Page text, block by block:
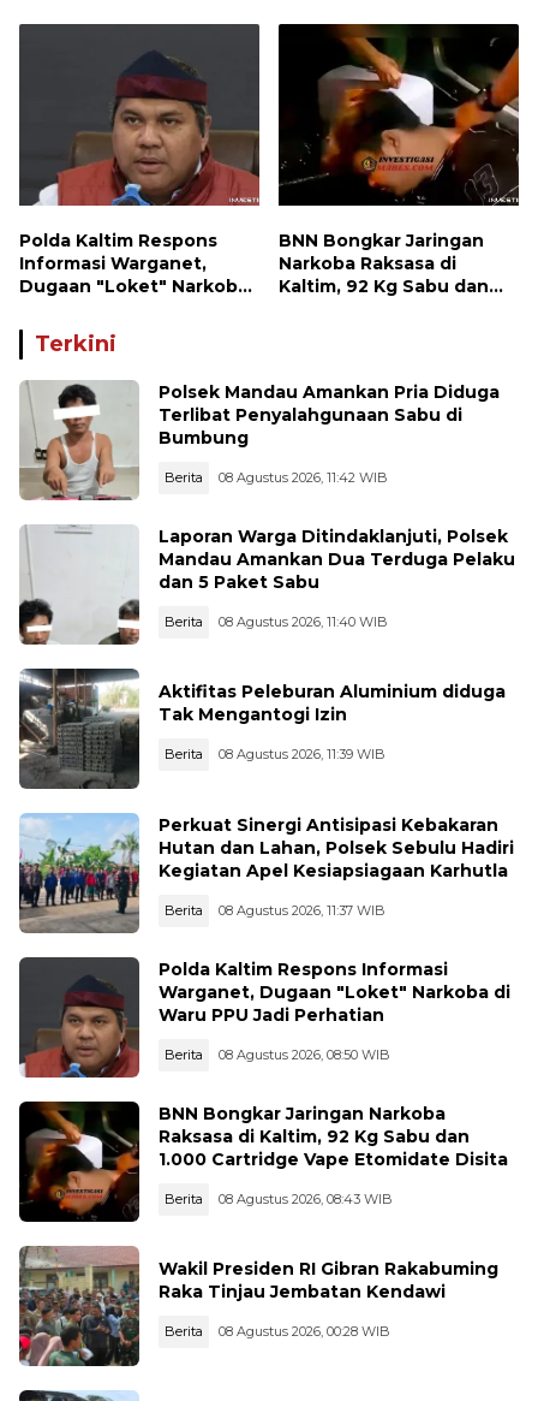
Kesiapsiagaan Karhutla
Polda Kaltim Respons
Informasi Warganet,
Dugaan "Loket" Narkoba
Perhatian
BNN Bongkar Jaringan
Narkoba Raksasa di
Kaltim, 92 Kg Sabu dan
Terkini
Polsek Mandau Amankan Pria Diduga
Terlibat Penyalahgunaan Sabu di
Bumbung
Berita 08 Agustus 2026, 11:42 WIB
Laporan Warga Ditindaklanjuti, Polsek
Mandau Amankan Dua Terduga Pelaku
dan 5 Paket Sabu
Berita 08 Agustus 2026, 11:40 WIB
Aktifitas Peleburan Aluminium diduga
Tak Mengantogi Izin
Berita 08 Agustus 2026, 11:39 WIB
Perkuat Sinergi Antisipasi Kebakaran
Hutan dan Lahan, Polsek Sebulu Hadiri
Kegiatan Apel Kesiapsiagaan Karhutla
Berita 08 Agustus 2026, 11:37 WIB
Polda Kaltim Respons Informasi
Warganet, Dugaan "Loket" Narkoba di
Waru PPU Jadi Perhatian
Berita 08 Agustus 2026, 08:50 WIB
BNN Bongkar Jaringan Narkoba
Raksasa di Kaltim, 92 Kg Sabu dan
1.000 Cartridge Vape Etomidate Disita
Berita 08 Agustus 2026, 08:43 WIB
Wakil Presiden RI Gibran Rakabuming
Raka Tinjau Jembatan Kendawi
Berita 08 Agustus 2026, 00:28 WIB